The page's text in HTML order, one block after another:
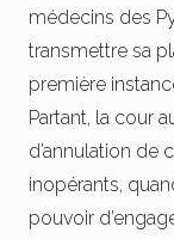
médecins des
transmettre sa
première
Partant, la cour
d’annulation de
inopérants,
pouvoir